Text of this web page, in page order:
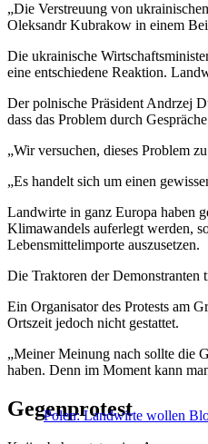
„Die Verstreuung von
Oleksandr Kubrakow in einem
Die ukrainische
eine entschiedene Reaktion.
Der polnische Präsident Andrzej
dass das Problem durch
„Wir versuchen, dieses Problem
„Es handelt sich um einen
Landwirte in ganz Europa haben
Klimawandels auferlegt werden,
Lebensmittelimporte auszusetzen.
Die Traktoren der Demonstranten
Ein Organisator des Protests am
Ortszeit jedoch nicht gestattet.
„Meiner Meinung nach sollte die
haben. Denn im Moment kann
Polen: Landwirte wollen
Gegenprotest